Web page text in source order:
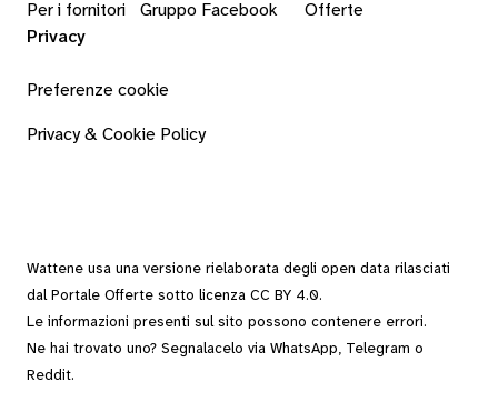
Per i fornitori Gruppo Facebook
Offerte
Privacy
Preferenze cookie
Privacy & Cookie Policy
Wattene usa una versione rielaborata degli open data rilasciati
dal Portale Offerte sotto licenza CC BY 4.0.
Le informazioni presenti sul sito possono contenere errori.
Ne hai trovato uno? Segnalacelo via WhatsApp, Telegram o
Reddit.